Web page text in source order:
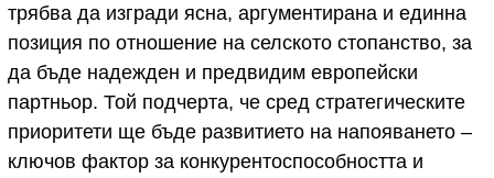
трябва да изгради ясна, аргументирана и единна
позиция по отношение на селското стопанство, за
да бъде надежден и предвидим европейски
партньор. Той подчерта, че сред стратегическите
приоритети ще бъде развитието на напояването –
ключов фактор за конкурентоспособността и